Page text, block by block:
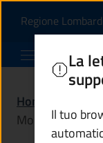
Regione
Home
Moreschi
La
Il tuo